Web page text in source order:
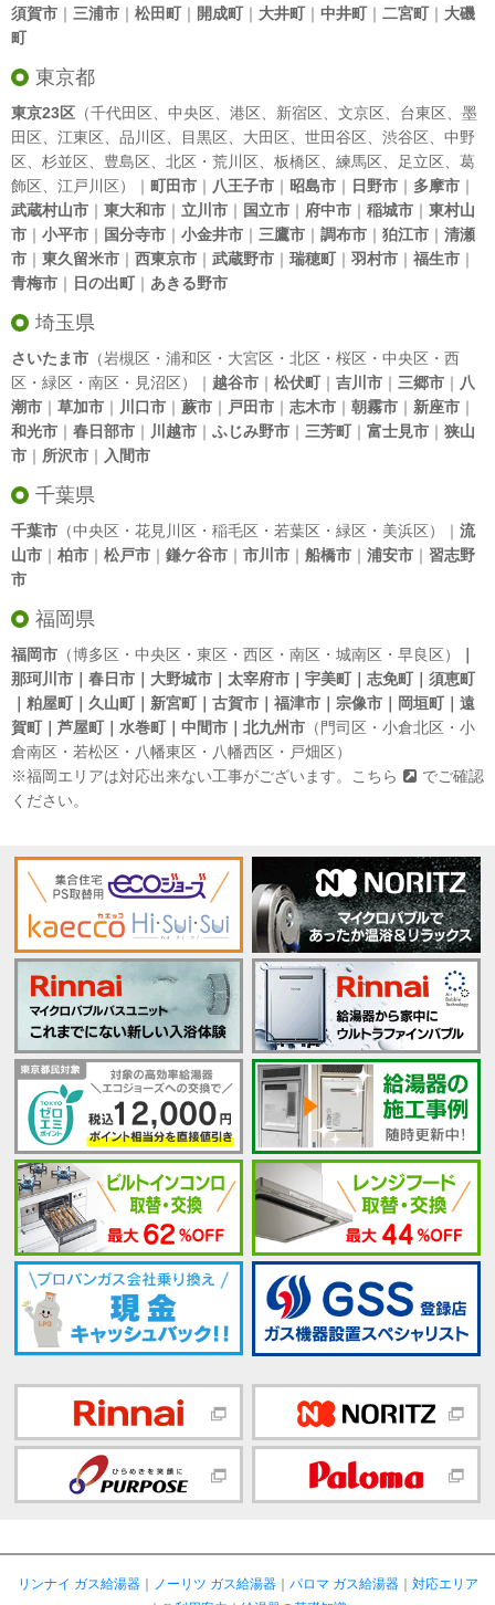
須賀市 ｜ 三浦市 ｜ 松田町｜ 開成町｜ 大井町｜ 中井町｜ 二宮町｜ 大磯
町
東京都
東京23区 （千代田区、 中央区、 港区、 新宿区、 文京区、 台東区、 墨
田区、 江東区、 品川区、 目黒区、 大田区、 世田谷区、 渋谷区、 中野
区、 杉並区、 豊島区、 北区 ・ 荒川区、 板橋区、 練馬区、 足立区、 葛
飾区、 江戸川区）｜ 町田市 ｜ 八王子市 ｜ 昭島市 ｜ 日野市 ｜ 多摩市 ｜
武蔵村山市 ｜ 東大和市 ｜ 立川市 ｜ 国立市 ｜ 府中市 ｜ 稲城市 ｜ 東村山
市 ｜ 小平市 ｜ 国分寺市 ｜ 小金井市 ｜ 三鷹市 ｜ 調布市 ｜ 狛江市 ｜ 清瀬
市 ｜ 東久留米市 ｜ 西東京市 ｜ 武蔵野市 ｜ 瑞穂町｜ 羽村市 ｜ 福生市 ｜
青梅市 ｜ 日の出町｜ あきる野市
埼玉県
さいたま市 （岩槻区・浦和区・大宮区・北区・桜区・中央区・西
区・緑区・南区・見沼区）｜ 越谷市 ｜ 松伏町｜ 吉川市 ｜ 三郷市 ｜ 八
潮市 ｜ 草加市 ｜ 川口市 ｜ 蕨市 ｜ 戸田市 ｜ 志木市 ｜ 朝霧市 ｜ 新座市 ｜
和光市 ｜ 春日部市 ｜ 川越市 ｜ ふじみ野市 ｜ 三芳町｜ 富士見市 ｜ 狭山
市 ｜ 所沢市 ｜ 入間市
千葉県
千葉市 （中央区・花見川区・稲毛区・若葉区・緑区・美浜区）｜ 流
山市 ｜ 柏市 ｜ 松戸市 ｜ 鎌ケ谷市 ｜ 市川市 ｜ 船橋市 ｜ 浦安市 ｜ 習志野
市
福岡県
福岡市 （博多区・中央区・東区・西区・南区・城南区・早良区）
那珂川市｜春日市｜大野城市｜太宰府市｜宇美町｜志免町｜須恵町
｜粕屋町｜久山町｜新宮町｜古賀市｜福津市｜宗像市｜岡垣町｜遠
賀町｜芦屋町｜水巻町｜中間市｜北九州市 （門司区・小倉北区・小
倉南区・若松区・八幡東区・八幡西区・戸畑区）
※福岡エリアは対応出来ない工事がございます。
こちら
でご確認
ください。
リンナイ ガス給湯器｜ ノーリツ ガス給湯器｜ パロマ ガス給湯器｜ 対応エリア